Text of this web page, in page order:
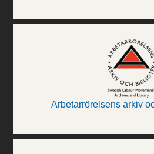
Arbetarrörelsens arkiv